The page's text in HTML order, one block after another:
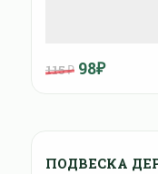
115 ₽ 98₽
ПОДВЕСКА